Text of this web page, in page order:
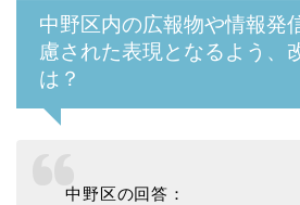
中野区内の広報物や情報発
慮された表現となるよう、
は？
中野区の回答：